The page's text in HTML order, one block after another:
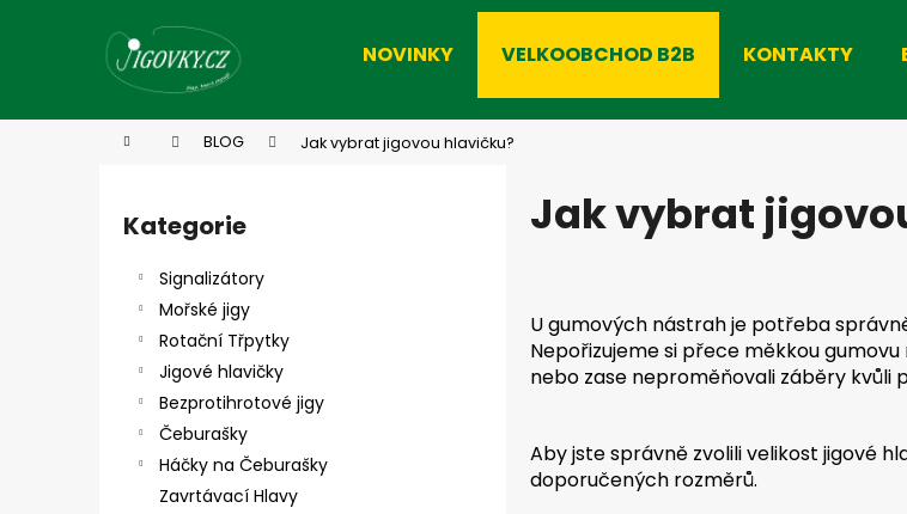
NOVINKY VELKOOBCHOD B2B KONTAKTY
Domů BLOG Jak vybrat jigovou hlavičku?
Přeskočit
kategorie
Kategorie
Signalizátory
Mořské jigy
Rotační Třpytky
Jigové hlavičky
Bezprotihrotové jigy
Čeburašky
Háčky na Čeburašky
Zavrtávací Hlavy
Jak vybrat
U gumových nástrah je potřeba
Nepořizujeme si přece měkkou
nebo zase neproměňovali záběry kvůli
Aby jste správně zvolili velikost jigové
doporučených rozměrů.
Zpět
Zpět
Co potřebujete najít?
Doporučujeme